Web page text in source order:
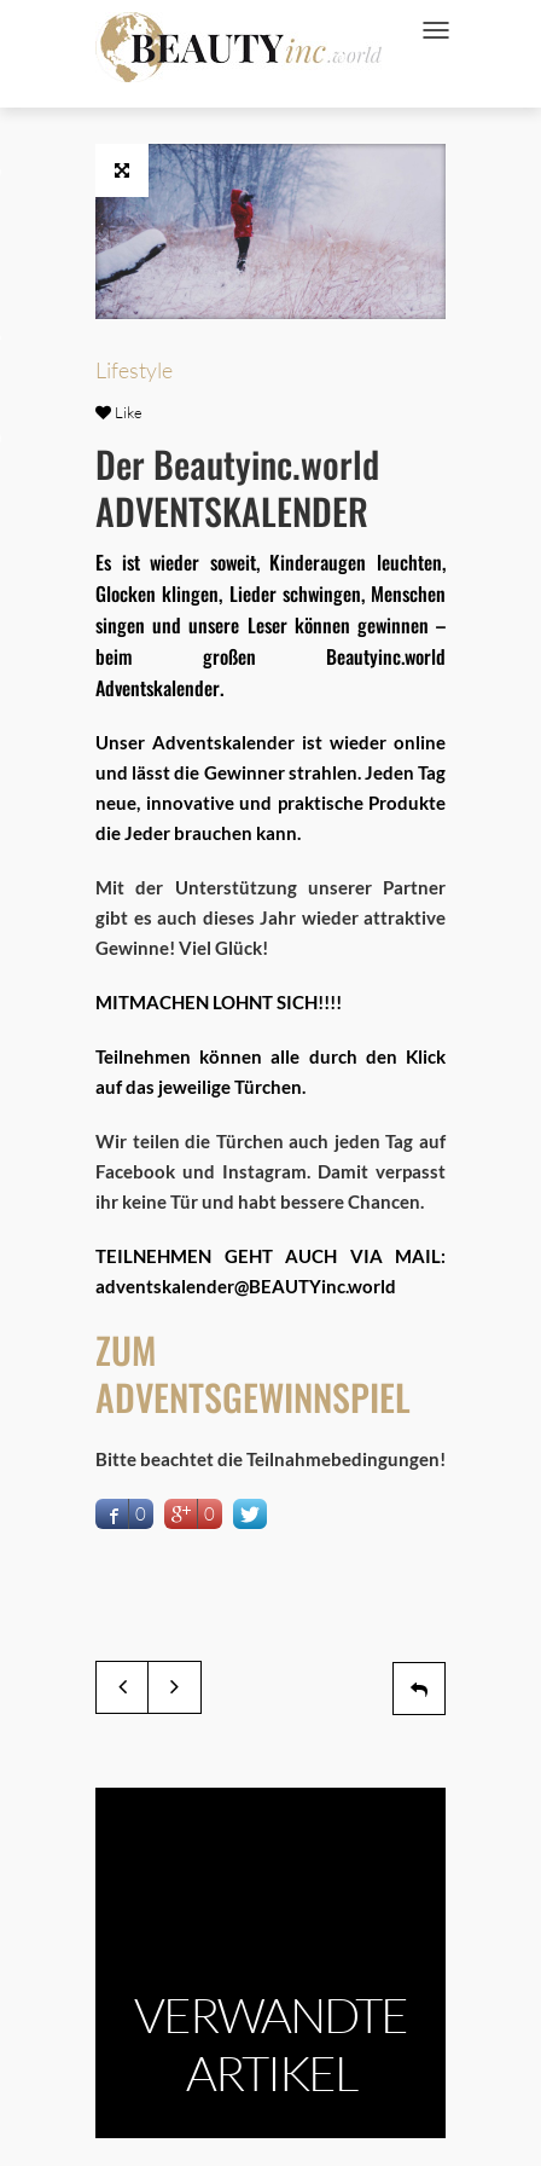
NAVIGATION
Lifestyle
Like
Der Beautyinc.world
ADVENTSKALENDER
Es ist wieder soweit, Kinderaugen leuchten,
Glocken klingen, Lieder schwingen, Menschen
singen und unsere Leser können gewinnen –
beim großen Beautyinc.world
Adventskalender.
Unser Adventskalender ist wieder online
und lässt die Gewinner strahlen. Jeden Tag
neue, innovative und praktische Produkte
die Jeder brauchen kann.
Mit der Unterstützung unserer Partner
gibt es auch dieses Jahr wieder attraktive
Gewinne! Viel Glück!
MITMACHEN LOHNT SICH!!!!
Teilnehmen können alle durch den Klick
auf das jeweilige Türchen.
Wir teilen die Türchen auch jeden Tag auf
Facebook und Instagram. Damit verpasst
ihr keine Tür und habt bessere Chancen.
TEILNEHMEN GEHT AUCH VIA MAIL:
adventskalender@BEAUTYinc.world
ZUM
ADVENTSGEWINNSPIEL
Bitte beachtet die Teilnahmebedingungen!
0 0
VERWANDTE
ARTIKEL